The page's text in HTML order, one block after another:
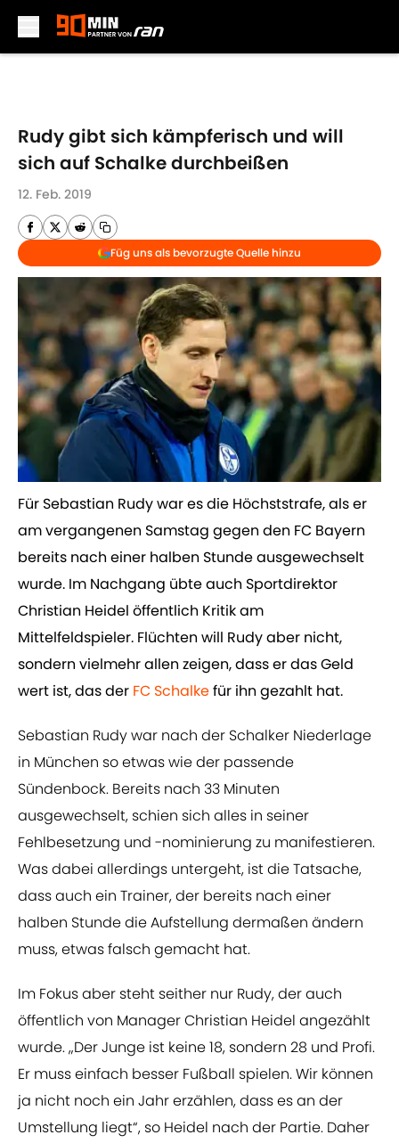
Rudy gibt sich kämpferisch und will
sich auf Schalke durchbeißen
12. Feb. 2019
Füg uns als bevorzugte Quelle hinzu
Für Sebastian Rudy war es die Höchststrafe, als er
am vergangenen Samstag gegen den FC Bayern
bereits nach einer halben Stunde ausgewechselt
wurde. Im Nachgang übte auch Sportdirektor
Christian Heidel öffentlich Kritik am
Mittelfeldspieler. Flüchten will Rudy aber nicht,
sondern vielmehr allen zeigen, dass er das Geld
wert ist, das der ​ FC Schalkefür ihn gezahlt hat.
Sebastian Rudy war nach der Schalker Niederlage
in München so etwas wie der passende
Sündenbock. Bereits nach 33 Minuten
ausgewechselt, schien sich alles in seiner
Fehlbesetzung und -nominierung zu manifestieren.
Was dabei allerdings untergeht, ist die Tatsache,
dass auch ein Trainer, der bereits nach einer
halben Stunde die Aufstellung dermaßen ändern
muss, etwas falsch gemacht hat.
Im Fokus aber steht seither nur Rudy, der auch
öffentlich von Manager Christian Heidel angezählt
wurde. „Der Junge ist keine 18, sondern 28 und Profi.
Er muss einfach besser Fußball spielen. Wir können
ja nicht noch ein Jahr erzählen, dass es an der
Umstellung liegt“, so Heidel nach der Partie. Daher